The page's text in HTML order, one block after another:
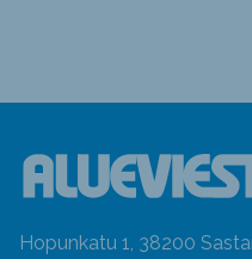
Hopunkatu 1, 38200